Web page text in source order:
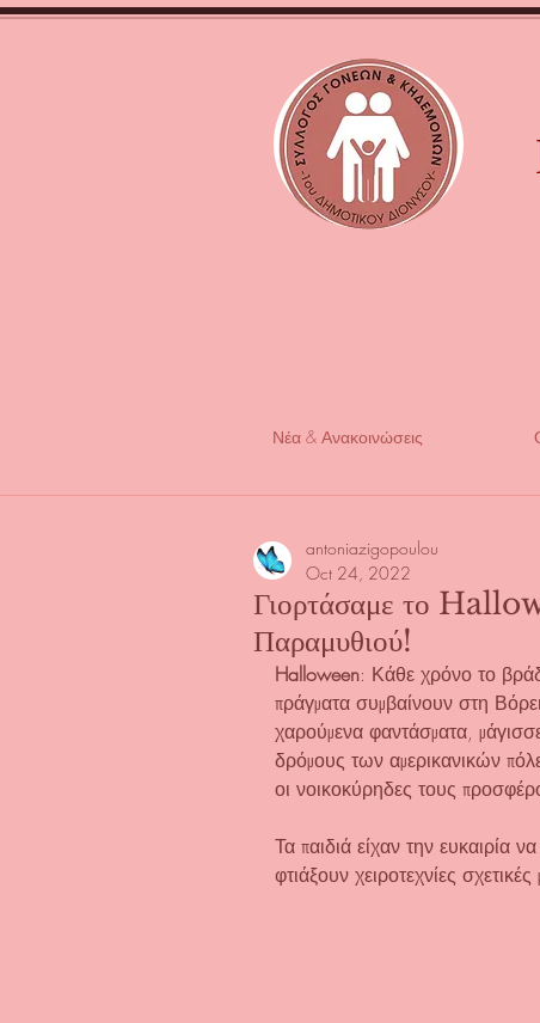
Νέα & Ανακοινώσεις
Γιορτάσαμε το
Παραμυθιού!
antoniazigopoulou
Oct 24, 2022
Halloween: Κάθε χρόνο το
πράγματα συμβαίνουν στη
χαρούμενα φαντάσματα,
δρόμους των αμερικανικών
οι νοικοκύρηδες τους
Τα παιδιά είχαν την ευκαιρία
φτιάξουν χειροτεχνίες